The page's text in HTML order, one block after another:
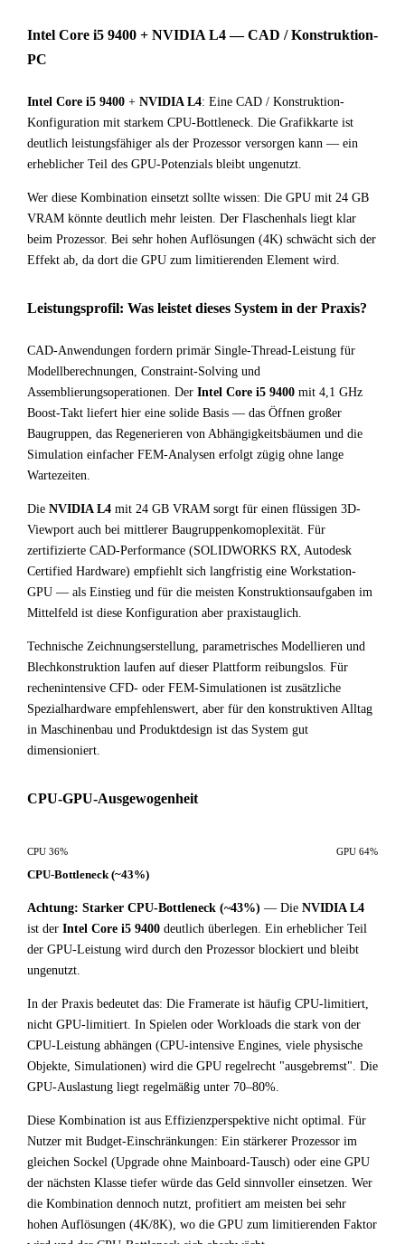
Intel Core i5 9400 + NVIDIA L4 — CAD / Konstruktion-
PC
Intel Core i5 9400 + NVIDIA L4: Eine CAD / Konstruktion-
Konfiguration mit starkem CPU-Bottleneck. Die Grafikkarte ist
deutlich leistungsfähiger als der Prozessor versorgen kann — ein
erheblicher Teil des GPU-Potenzials bleibt ungenutzt.
Wer diese Kombination einsetzt sollte wissen: Die GPU mit 24 GB
VRAM könnte deutlich mehr leisten. Der Flaschenhals liegt klar
beim Prozessor. Bei sehr hohen Auflösungen (4K) schwächt sich der
Effekt ab, da dort die GPU zum limitierenden Element wird.
Leistungsprofil: Was leistet dieses System in der Praxis?
CAD-Anwendungen fordern primär Single-Thread-Leistung für
Modellberechnungen, Constraint-Solving und
Assemblierungsoperationen. Der Intel Core i5 9400 mit 4,1 GHz
Boost-Takt liefert hier eine solide Basis — das Öffnen großer
Baugruppen, das Regenerieren von Abhängigkeitsbäumen und die
Simulation einfacher FEM-Analysen erfolgt zügig ohne lange
Wartezeiten.
Die NVIDIA L4 mit 24 GB VRAM sorgt für einen flüssigen 3D-
Viewport auch bei mittlerer Baugruppenkomoplexität. Für
zertifizierte CAD-Performance (SOLIDWORKS RX, Autodesk
Certified Hardware) empfiehlt sich langfristig eine Workstation-
GPU — als Einstieg und für die meisten Konstruktionsaufgaben im
Mittelfeld ist diese Konfiguration aber praxistauglich.
Technische Zeichnungserstellung, parametrisches Modellieren und
Blechkonstruktion laufen auf dieser Plattform reibungslos. Für
rechenintensive CFD- oder FEM-Simulationen ist zusätzliche
Spezialhardware empfehlenswert, aber für den konstruktiven Alltag
in Maschinenbau und Produktdesign ist das System gut
dimensioniert.
CPU-GPU-Ausgewogenheit
CPU 36% GPU 64%
CPU-Bottleneck (~43%)
Achtung: Starker CPU-Bottleneck (~43%) — Die NVIDIA L4
ist der Intel Core i5 9400 deutlich überlegen. Ein erheblicher Teil
der GPU-Leistung wird durch den Prozessor blockiert und bleibt
ungenutzt.
In der Praxis bedeutet das: Die Framerate ist häufig CPU-limitiert,
nicht GPU-limitiert. In Spielen oder Workloads die stark von der
CPU-Leistung abhängen (CPU-intensive Engines, viele physische
Objekte, Simulationen) wird die GPU regelrecht "ausgebremst". Die
GPU-Auslastung liegt regelmäßig unter 70–80%.
Diese Kombination ist aus Effizienzperspektive nicht optimal. Für
Nutzer mit Budget-Einschränkungen: Ein stärkerer Prozessor im
gleichen Sockel (Upgrade ohne Mainboard-Tausch) oder eine GPU
der nächsten Klasse tiefer würde das Geld sinnvoller einsetzen. Wer
die Kombination dennoch nutzt, profitiert am meisten bei sehr
hohen Auflösungen (4K/8K), wo die GPU zum limitierenden Faktor